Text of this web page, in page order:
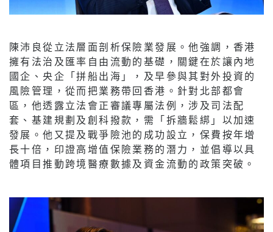
陳沛良從立法層面剖析保險業發展。他強調，香港
擁有法治及匯率自由流動的基礎，關鍵在於讓內地
國企、央企「拼船出海」，及早參與其對外投資的
風險管理，從而把業務帶回香港。針對北部都會
區，他透露立法會正審議專屬法例，涉及司法配
套、基建規劃及創科撥款，需「拆牆鬆綁」以加速
發展。他又提及戰爭險池的成功設立，保費按年增
長十倍，印證高增值保險業務的潛力，並倡導以具
體項目推動跨境醫療數據及資金流動的政策突破。